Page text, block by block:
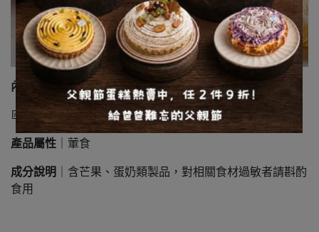
內餡｜ 原味乳酪、原味杏仁奶油餡、原味塔殼
📝 成分提醒
產品屬性 ｜葷食
成分說明
｜含芒果、蛋奶類製品，對相關食材過敏者請斟酌
食用